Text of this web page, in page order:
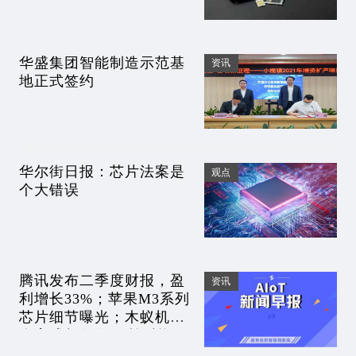
华盛集团智能制造示范基
地正式签约
资讯
华尔街日报：芯片法案是
个大错误
观点
腾讯发布二季度财报，盈
利增长33%；苹果M3系列
芯片细节曝光；木蚁机器
资讯